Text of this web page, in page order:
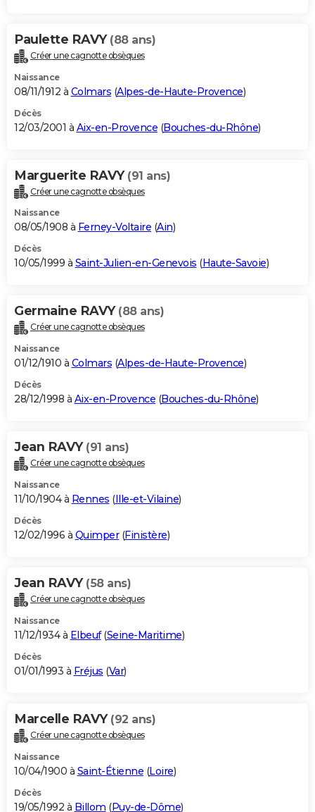
Paulette RAVY (88 ans)
Créer une cagnotte obsèques
Naissance
08/11/1912 à Colmars (Alpes-de-Haute-Provence)
Décès
12/03/2001 à Aix-en-Provence (Bouches-du-Rhône)
Marguerite RAVY (91 ans)
Créer une cagnotte obsèques
Naissance
08/05/1908 à Ferney-Voltaire (Ain)
Décès
10/05/1999 à Saint-Julien-en-Genevois (Haute-Savoie)
Germaine RAVY (88 ans)
Créer une cagnotte obsèques
Naissance
01/12/1910 à Colmars (Alpes-de-Haute-Provence)
Décès
28/12/1998 à Aix-en-Provence (Bouches-du-Rhône)
Jean RAVY (91 ans)
Créer une cagnotte obsèques
Naissance
11/10/1904 à Rennes (Ille-et-Vilaine)
Décès
12/02/1996 à Quimper(Finistère)
Jean RAVY (58 ans)
Créer une cagnotte obsèques
Naissance
11/12/1934 à Elbeuf(Seine-Maritime)
Décès
01/01/1993 à Fréjus (Var)
Marcelle RAVY (92 ans)
Créer une cagnotte obsèques
Naissance
10/04/1900 à Saint-Étienne (Loire)
Décès
19/05/1992 à Billom (Puy-de-Dôme)